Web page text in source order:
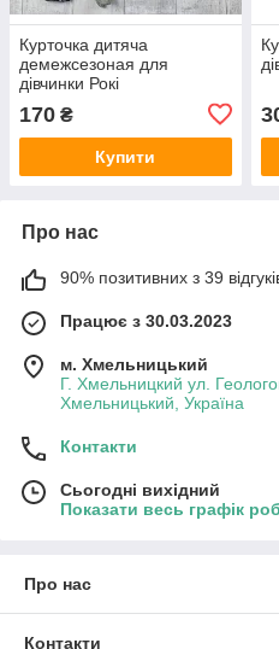
Курточка дитяча
демежсезоная для
дівчинки Рокі
170 ₴
Купити
Про нас
90% позитивних з 39
Працює з 30.03.2023
м. Хмельницький
Г. Хмельницкий ул.
Хмельницький, Україна
Контакти
Сьогодні вихідний
Показати весь графік
Про нас
Контакти